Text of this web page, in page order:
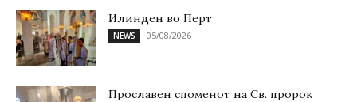
Илинден во Перт
NEWS 05/08/2026
Прославен споменот на Св. пророк